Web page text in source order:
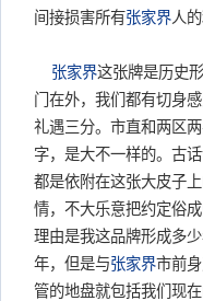
间接损害所有张家界人
张家界这张牌是历史
门在外，我们都有切身
礼遇三分。市直和两区
字，是大不一样的。古话
都是依附在这张大皮子
情，不大乐意把约定俗
理由是我这品牌形成多
年，但是与张家界市前
管的地盘就包括我们现